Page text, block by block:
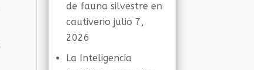
de fauna silvestre en
cautiverio julio 7,
2026
La Inteligencia